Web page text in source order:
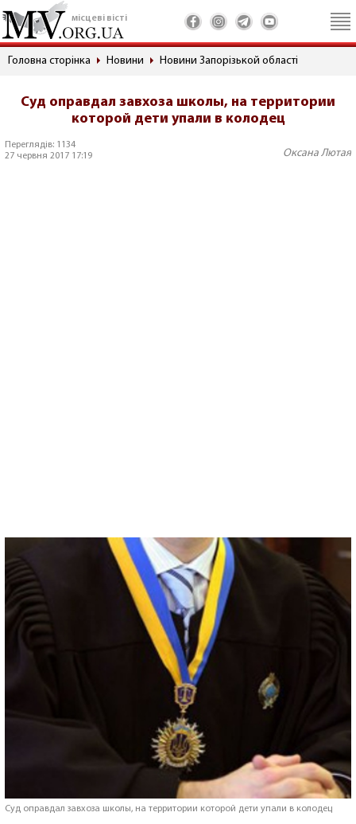
місцеві вісті
Головна сторінка Новини Новини Запорізькой області
Суд оправдал завхоза школы, на территории
которой дети упали в колодец
Переглядів: 1134
27 червня 2017 17:19
Оксана Лютая
Суд оправдал завхоза школы, на территории которой дети упали в колодец